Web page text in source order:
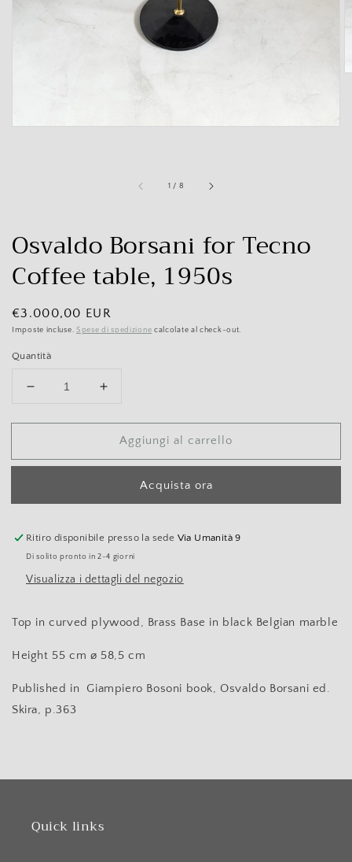
modalità
galleria
1 / di
8
Osvaldo Borsani for Tecno
Coffee table, 1950s
Prezzo
di
listino
€3.000,00 EUR
Imposte incluse. Spese di spedizione calcolate al check-out.
Quantità
Diminuisci
per
Borsani
Coffee
1950s
Aumenta
per
Osvaldo
Borsani
Coffee
1950s
Aggiungi al carrello
Acquista ora
Ritiro disponibile presso la sede Via Umanità 9
Di solito pronto in 2-4 giorni
Visualizza i dettagli del negozio
Top in curved plywood, Brass Base in black Belgian marble
Height 55 cm ø 58,5 cm
Published in Giampiero Bosoni book, Osvaldo Borsani ed.
Skira, p.363
Quick links